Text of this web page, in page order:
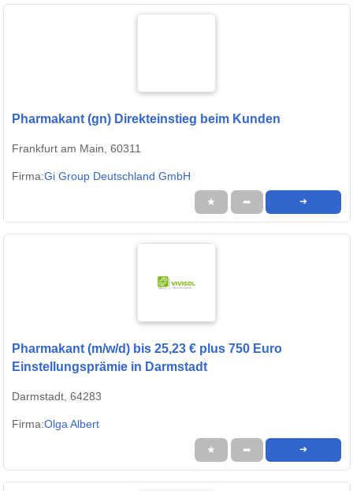
Pharmakant (gn) Direkteinstieg beim Kunden
Frankfurt am Main, 60311
Firma:Gi Group Deutschland GmbH
★ ➦ ➜
Pharmakant (m/w/d) bis 25,23 € plus 750 Euro
Einstellungsprämie in Darmstadt
Darmstadt, 64283
Firma:Olga Albert
★ ➦ ➜